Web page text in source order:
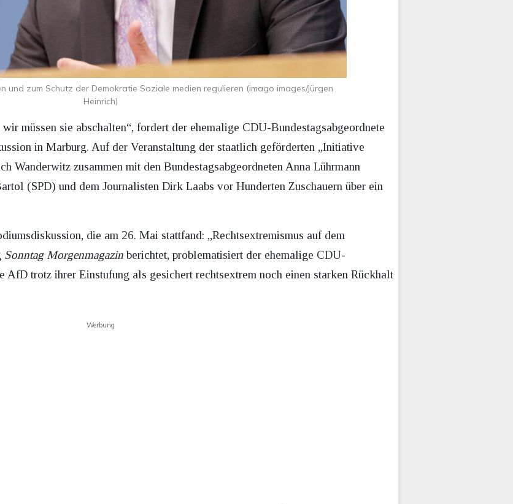
und zum Schutz der Demokratie Soziale medien regulieren (imago images/Jürgen
Heinrich)
müssen sie abschalten“, fordert der ehemalige CDU-Bundestagsabgeordnete
in Marburg. Auf der Veranstaltung der staatlich geförderten „Initiative
Wanderwitz zusammen mit den Bundestagsabgeordneten Anna Lührmann
(SPD) und dem Journalisten Dirk Laabs vor Hunderten Zuschauern über ein
die am 26. Mai stattfand: „Rechtsextremismus auf dem
Sonntag Morgenmagazinberichtet, problematisiert der ehemalige CDU-
AfD trotz ihrer Einstufung als gesichert rechtsextrem noch einen starken Rückhalt
Werbung